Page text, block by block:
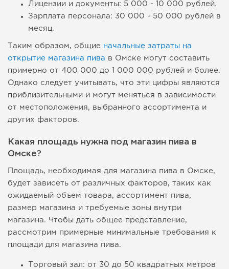
Лицензии и документы: 5 000 - 10 000 рублей.
Зарплата персонала: 30 000 - 50 000 рублей в
месяц.
Таким образом, общие начальные затраты на
открытие магазина пива в Омске могут составить
примерно от 400 000 до 1 000 000 рублей и более.
Однако следует учитывать, что эти цифры являются
приблизительными и могут меняться в зависимости
от местоположения, выбранного ассортимента и
других факторов.
Какая площадь нужна под магазин пива в
Омске?
Площадь, необходимая для магазина пива в Омске,
будет зависеть от различных факторов, таких как
ожидаемый объем товара, ассортимент пива,
размер магазина и требуемые зоны внутри
магазина. Чтобы дать общее представление,
рассмотрим примерные минимальные требования к
площади для магазина пива.
Торговый зал: от 30 до 50 квадратных метров